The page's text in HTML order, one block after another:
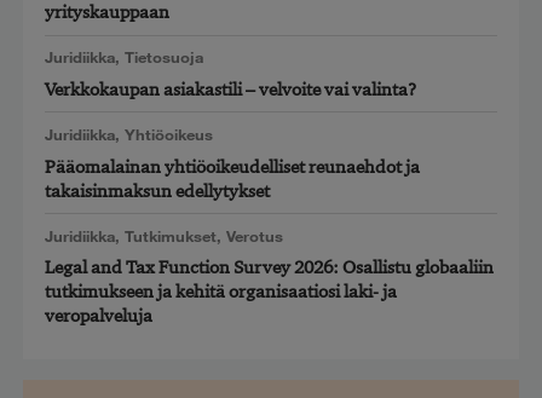
yrityskauppaan
Juridiikka, Tietosuoja
Verkkokaupan asiakastili – velvoite vai valinta?
Juridiikka, Yhtiöoikeus
Pääomalainan yhtiöoikeudelliset reunaehdot ja
takaisinmaksun edellytykset
Juridiikka, Tutkimukset, Verotus
Legal and Tax Function Survey 2026: Osallistu globaaliin
tutkimukseen ja kehitä organisaatiosi laki- ja
veropalveluja